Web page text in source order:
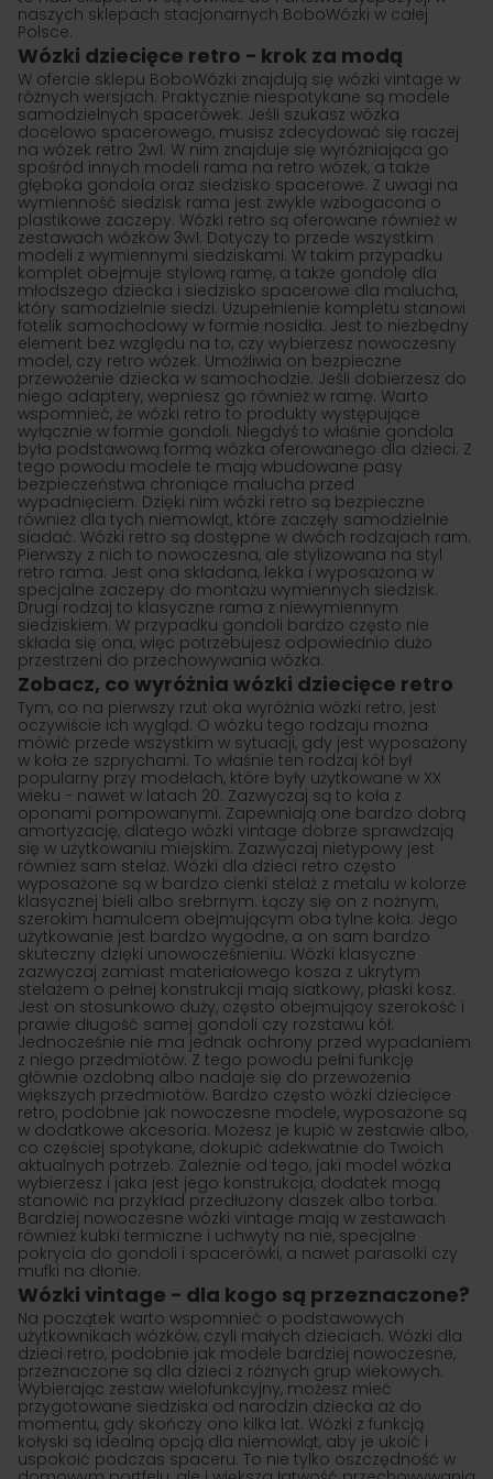
naszych sklepach stacjonarnych BoboWózki w całej
Polsce.
Wózki dziecięce retro − krok za modą
W ofercie sklepu BoboWózki znajdują się wózki vintage w
różnych wersjach. Praktycznie niespotykane są modele
samodzielnych spacerówek. Jeśli szukasz wózka
docelowo spacerowego, musisz zdecydować się raczej
na wózek retro 2w1. W nim znajduje się wyróżniająca go
spośród innych modeli rama na retro wózek, a także
głęboka gondola oraz siedzisko spacerowe. Z uwagi na
wymienność siedzisk rama jest zwykle wzbogacona o
plastikowe zaczepy. Wózki retro są oferowane również w
zestawach wózków 3w1. Dotyczy to przede wszystkim
modeli z wymiennymi siedziskami. W takim przypadku
komplet obejmuje stylową ramę, a także gondolę dla
młodszego dziecka i siedzisko spacerowe dla malucha,
który samodzielnie siedzi. Uzupełnienie kompletu stanowi
fotelik samochodowy w formie nosidła. Jest to niezbędny
element bez względu na to, czy wybierzesz nowoczesny
model, czy retro wózek. Umożliwia on bezpieczne
przewożenie dziecka w samochodzie. Jeśli dobierzesz do
niego adaptery, wepniesz go również w ramę. Warto
wspomnieć, że wózki retro to produkty występujące
wyłącznie w formie gondoli. Niegdyś to właśnie gondola
była podstawową formą wózka oferowanego dla dzieci. Z
tego powodu modele te mają wbudowane pasy
bezpieczeństwa chroniące malucha przed
wypadnięciem. Dzięki nim wózki retro są bezpieczne
również dla tych niemowląt, które zaczęły samodzielnie
siadać. Wózki retro są dostępne w dwóch rodzajach ram.
Pierwszy z nich to nowoczesna, ale stylizowana na styl
retro rama. Jest ona składana, lekka i wyposażona w
specjalne zaczepy do montażu wymiennych siedzisk.
Drugi rodzaj to klasyczne rama z niewymiennym
siedziskiem. W przypadku gondoli bardzo często nie
składa się ona, więc potrzebujesz odpowiednio dużo
przestrzeni do przechowywania wózka.
Zobacz, co wyróżnia wózki dziecięce retro
Tym, co na pierwszy rzut oka wyróżnia wózki retro, jest
oczywiście ich wygląd. O wózku tego rodzaju można
mówić przede wszystkim w sytuacji, gdy jest wyposażony
w koła ze szprychami. To właśnie ten rodzaj kół był
popularny przy modelach, które były użytkowane w XX
wieku − nawet w latach 20. Zazwyczaj są to koła z
oponami pompowanymi. Zapewniają one bardzo dobrą
amortyzację, dlatego wózki vintage dobrze sprawdzają
się w użytkowaniu miejskim. Zazwyczaj nietypowy jest
również sam stelaż. Wózki dla dzieci retro często
wyposażone są w bardzo cienki stelaż z metalu w kolorze
klasycznej bieli albo srebrnym. Łączy się on z nożnym,
szerokim hamulcem obejmującym oba tylne koła. Jego
użytkowanie jest bardzo wygodne, a on sam bardzo
skuteczny dzięki unowocześnieniu. Wózki klasyczne
zazwyczaj zamiast materiałowego kosza z ukrytym
stelażem o pełnej konstrukcji mają siatkowy, płaski kosz.
Jest on stosunkowo duży, często obejmujący szerokość i
prawie długość samej gondoli czy rozstawu kół.
Jednocześnie nie ma jednak ochrony przed wypadaniem
z niego przedmiotów. Z tego powodu pełni funkcję
głównie ozdobną albo nadaje się do przewożenia
większych przedmiotów. Bardzo często wózki dziecięce
retro, podobnie jak nowoczesne modele, wyposażone są
w dodatkowe akcesoria. Możesz je kupić w zestawie albo,
co częściej spotykane, dokupić adekwatnie do Twoich
aktualnych potrzeb. Zależnie od tego, jaki model wózka
wybierzesz i jaka jest jego konstrukcja, dodatek mogą
stanowić na przykład przedłużony daszek albo torba.
Bardziej nowoczesne wózki vintage mają w zestawach
również kubki termiczne i uchwyty na nie, specjalne
pokrycia do gondoli i spacerówki, a nawet parasolki czy
mufki na dłonie.
Wózki vintage − dla kogo są przeznaczone?
Na początek warto wspomnieć o podstawowych
użytkownikach wózków, czyli małych dzieciach. Wózki dla
dzieci retro, podobnie jak modele bardziej nowoczesne,
przeznaczone są dla dzieci z różnych grup wiekowych.
Wybierając zestaw wielofunkcyjny, możesz mieć
przygotowane siedziska od narodzin dziecka aż do
momentu, gdy skończy ono kilka lat. Wózki z funkcją
kołyski są idealną opcją dla niemowląt, aby je ukoić i
uspokoić podczas spaceru. To nie tylko oszczędność w